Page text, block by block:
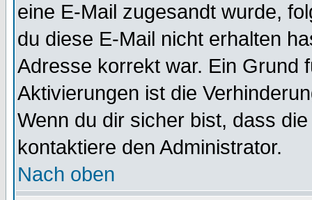
eine E-Mail zugesandt wurde,
du diese E-Mail nicht erhalten
Adresse korrekt war. Ein Grund
Aktivierungen ist die
Wenn du dir sicher bist, dass
kontaktiere den Administrator.
Nach oben